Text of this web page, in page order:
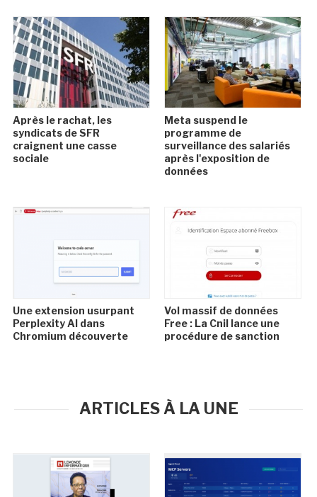
Après le rachat, les
syndicats de SFR
craignent une casse
sociale
Meta suspend le
programme de
surveillance des salariés
après l'exposition de
données
Une extension usurpant
Perplexity AI dans
Chromium découverte
Vol massif de données
Free : La Cnil lance une
procédure de sanction
ARTICLES À LA UNE